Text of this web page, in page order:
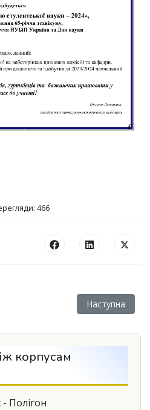
466
Наступна
Наступна
корпусам
Полігон